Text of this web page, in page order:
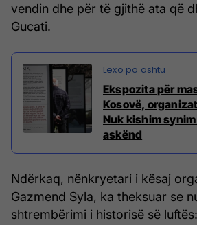
vendin dhe për të gjithë ata që
Gucati.
Ekspozita për
Kosovë,
Nuk kishim
askënd
Ndërkaq, nënkryetari i kësaj
Gazmend Syla, ka theksuar se
shtrembërimi i historisë së luftës: